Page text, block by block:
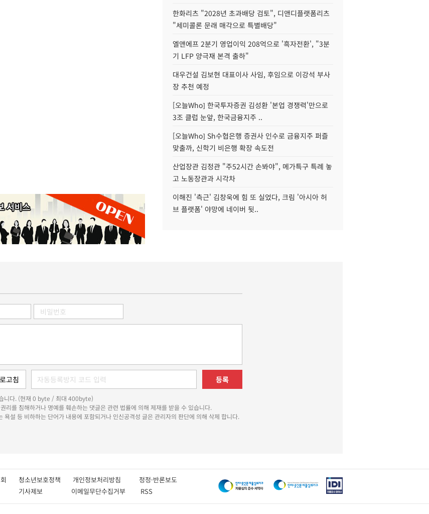
한화리츠 "2028년 초과배당 검토", 디앤디플랫폼리츠
"세미콜론 문래 매각으로 특별배당"
엘앤에프 2분기 영업이익 208억으로 '흑자전환', "3분
기 LFP 양극재 본격 출하"
대우건설 김보현 대표이사 사임, 후임으로 이강석 부사
장 추천 예정
[오늘Who] 한국투자증권 김성환 '본업 경쟁력'만으로
3조 클럽 눈앞, 한국금융지주 ..
[오늘Who] Sh수협은행 증권사 인수로 금융지주 퍼즐
맞출까, 신학기 비은행 확장 속도전
산업장관 김정관 "주52시간 손봐야", 메가특구 특례 놓
고 노동장관과 시각차
이해진 '측근' 김창욱에 힘 또 실었다, 크림 '아시아 허
브 플랫폼' 야망에 네이버 뒷..
등록
니다. (현재 0 byte / 최대 400byte)
리를 침해하거나 명예를 훼손하는 댓글은 관련 법률에 의해 제재를 받을 수 있습니다.
욕설 등 비하하는 단어가 내용에 포함되거나 인신공격성 글은 관리자의 판단에 의해 삭제 합니다.
회 청소년보호정책 개인정보처리방침 정정·반론보도
기사제보 이메일무단수집거부 RSS